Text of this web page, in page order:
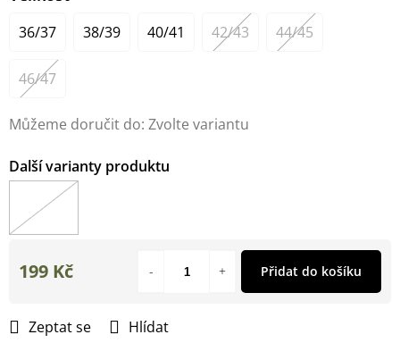
36/37 38/39 40/41 42/43 44/45
46/47
Můžeme doručit do: Zvolte variantu
Zeptat se Hlídat
199 Kč Přidat do košíku